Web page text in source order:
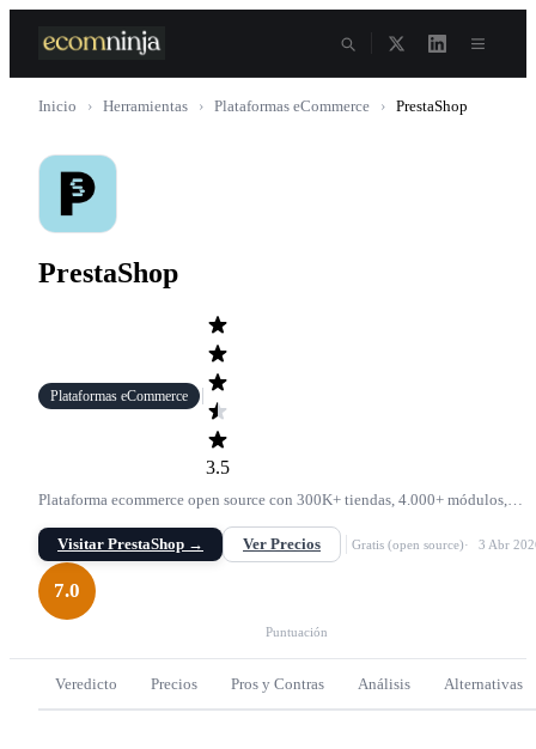
Inicio › Herramientas › Plataformas eCommerce › PrestaShop
PrestaShop
Plataformas eCommerce
3.5
Plataforma ecommerce open source con 300K+ tiendas, 4.000+ módulos,
Visitar PrestaShop →
Ver Precios Gratis (open source) 3 Abr
7.0
Puntuación
Veredicto Precios Pros y Contras Análisis Alternativas